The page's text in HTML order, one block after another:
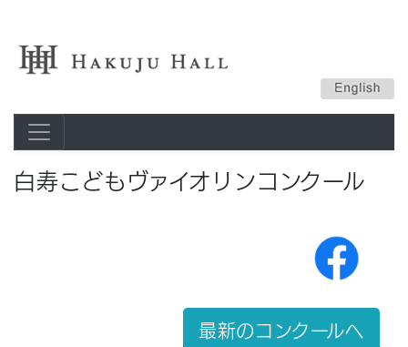
白寿こどもヴァイオリンコンクール
最新のコンクールへ